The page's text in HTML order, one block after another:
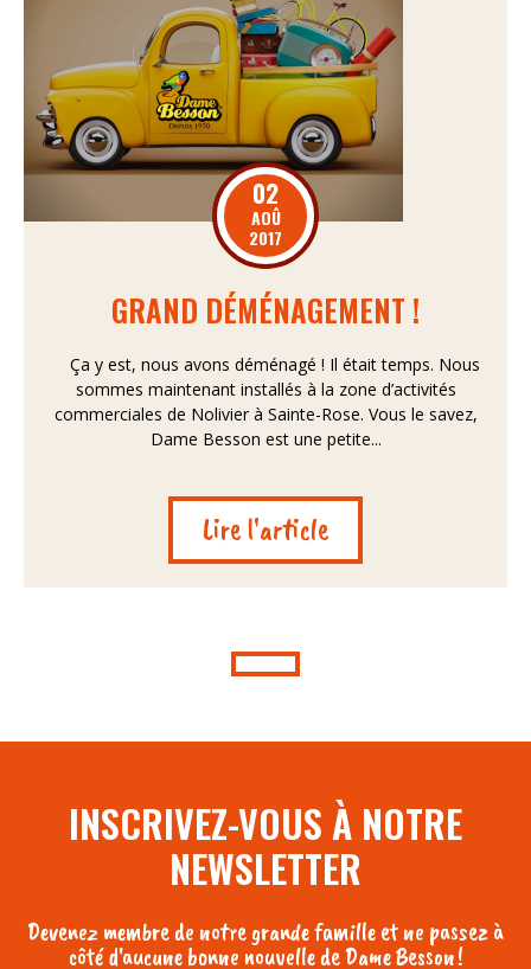
02
AOÛ
2017
GRAND DÉMÉNAGEMENT !
Ça y est, nous avons déménagé ! Il était temps. Nous
sommes maintenant installés à la zone d’activités
commerciales de Nolivier à Sainte-Rose. Vous le savez,
Dame Besson est une petite...
Lire l'article
INSCRIVEZ-VOUS À NOTRE
NEWSLETTER
Devenez membre de notre grande famille et ne passez à
côté d'aucune bonne nouvelle de Dame Besson !